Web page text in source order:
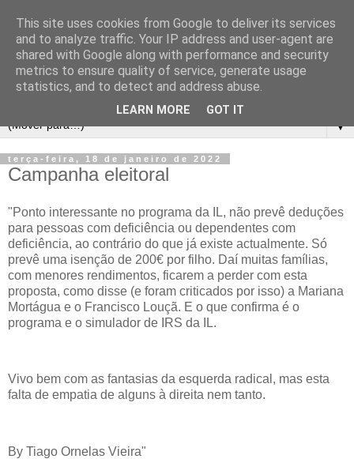
▼
terça-feira, 18 de janeiro de 2022
Campanha eleitoral
"Ponto interessante no programa da IL, não prevê deduções
para pessoas com deficiência ou dependentes com
deficiência, ao contrário do que já existe actualmente. Só
prevê uma isenção de 200€ por filho. Daí muitas famílias,
com menores rendimentos, ficarem a perder com esta
proposta, como disse (e foram criticados por isso) a Mariana
Mortágua e o Francisco Louçã. E o que confirma é o
programa e o simulador de IRS da IL.
Vivo bem com as fantasias da esquerda radical, mas esta
falta de empatia de alguns à direita nem tanto.
By Tiago Ornelas Vieira"
This site uses cookies from Google to deliver its services
and to analyze traffic. Your IP address and user-agent are
shared with Google along with performance and security
metrics to ensure quality of service, generate usage
statistics, and to detect and address abuse.
LEARN MORE GOT IT